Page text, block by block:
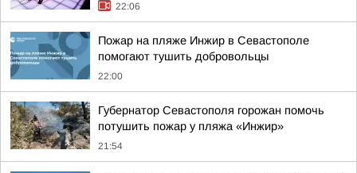
22:06
Пожар на пляже Инжир в Севастополе
помогают тушить добровольцы
22:00
Губернатор Севастополя горожан помочь
потушить пожар у пляжа «Инжир»
21:54